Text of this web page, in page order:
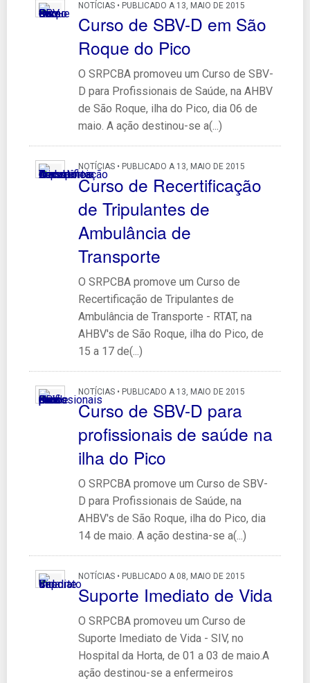
NOTÍCIAS • PUBLICADO A 13, MAIO DE 2015
Curso de SBV-D em São
Roque do Pico
O SRPCBA promoveu um Curso de SBV-
D para Profissionais de Saúde, na AHBV
de São Roque, ilha do Pico, dia 06 de
maio. A ação destinou-se a(...)
NOTÍCIAS • PUBLICADO A 13, MAIO DE 2015
Curso de Recertificação
de Tripulantes de
Ambulância de
Transporte
O SRPCBA promove um Curso de
Recertificação de Tripulantes de
Ambulância de Transporte - RTAT, na
AHBV's de São Roque, ilha do Pico, de
15 a 17 de(...)
NOTÍCIAS • PUBLICADO A 13, MAIO DE 2015
Curso de SBV-D para
profissionais de saúde na
ilha do Pico
O SRPCBA promove um Curso de SBV-
D para Profissionais de Saúde, na
AHBV's de São Roque, ilha do Pico, dia
14 de maio. A ação destina-se a(...)
NOTÍCIAS • PUBLICADO A 08, MAIO DE 2015
Suporte Imediato de Vida
O SRPCBA promoveu um Curso de
Suporte Imediato de Vida - SIV, no
Hospital da Horta, de 01 a 03 de maio.A
ação destinou-se a enfermeiros